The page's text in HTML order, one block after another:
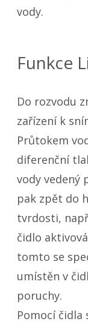
vody.
Funkce
Do rozvodu
zařízení k
Průtokem
diferenční
vody vedený
pak zpět do
tvrdosti,
čidlo
tomto se
umístěn v
poruchy.
Pomocí čidla